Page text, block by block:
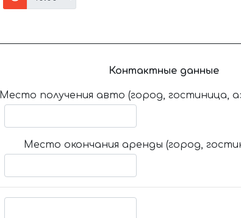
Контактные данные
Место получения авто (город, гостиница,
Место окончания аренды (город,